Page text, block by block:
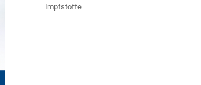
Impfstoffe